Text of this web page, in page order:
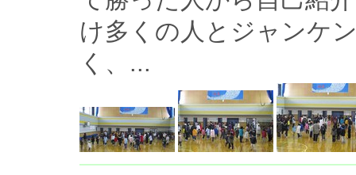
け多くの人とジャンケ
く、...